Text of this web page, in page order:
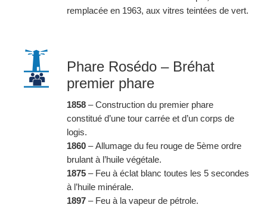
remplacée en 1963, aux vitres teintées de vert.
Phare Rosédo – Bréhat
premier phare
1858– Construction du premier phare
constitué d’une tour carrée et d’un corps de
logis.
1860 – Allumage du feu rouge de 5ème ordre
brulant à l’huile végétale.
1875– Feu à éclat blanc toutes les 5 secondes
à l’huile minérale.
1897– Feu à la vapeur de pétrole.